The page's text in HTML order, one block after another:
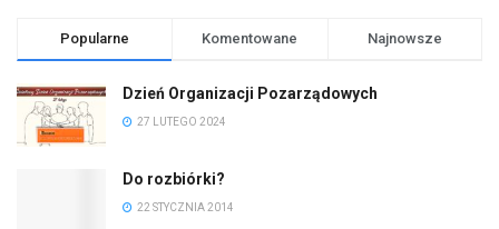
Popularne Komentowane Najnowsze
Dzień Organizacji Pozarządowych
27 LUTEGO 2024
Do rozbiórki?
22 STYCZNIA 2014